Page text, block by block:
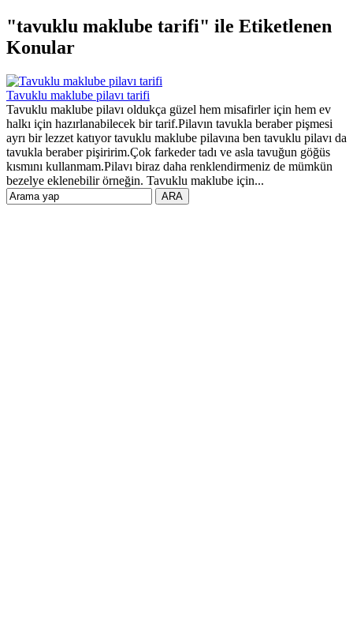
"tavuklu maklube tarifi" ile Etiketlenen
Konular
Tavuklu maklube pilavı tarifi
Tavuklu maklube pilavı oldukça güzel hem misafirler için hem ev
halkı için hazırlanabilecek bir tarif.Pilavın tavukla beraber pişmesi
ayrı bir lezzet katıyor tavuklu maklube pilavına ben tavuklu pilavı da
tavukla beraber pişiririm.Çok farkeder tadı ve asla tavuğun göğüs
kısmını kullanmam.Pilavı biraz daha renklendirmeniz de mümkün
bezelye eklenebilir örneğin. Tavuklu maklube için...